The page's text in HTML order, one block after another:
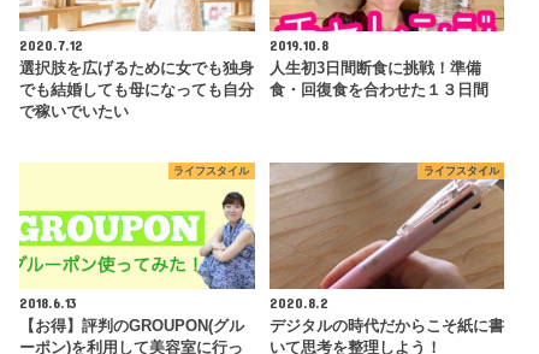
2020.7.12
選択肢を広げるために女でも独身
でも結婚しても母になっても自分
で稼いでいたい
2019.10.8
人生初3日間断食に挑戦！準備
食・回復食を合わせた１３日間
ライフスタイル
2018.6.13
【お得】評判のGROUPON(グル
ーポン)を利用して美容室に行っ
ライフスタイル
2020.8.2
デジタルの時代だからこそ紙に書
いて思考を整理しよう！